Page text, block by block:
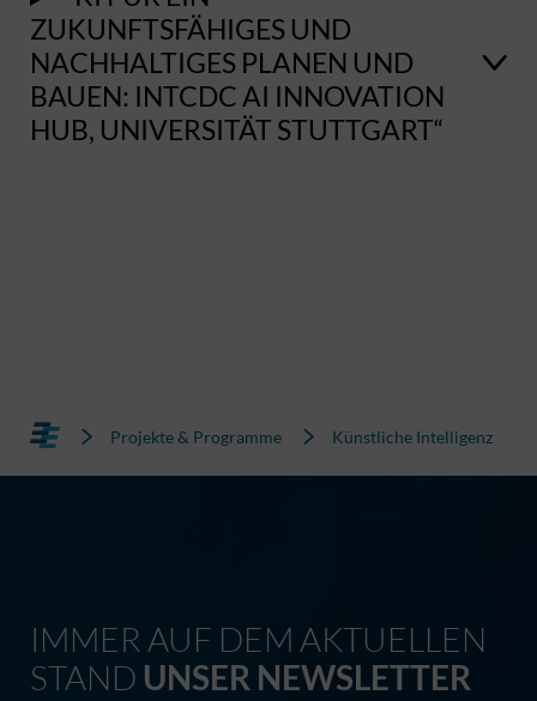
ZUKUNFTSFÄHIGES UND
NACHHALTIGES PLANEN UND
BAUEN: INTCDC AI INNOVATION
HUB, UNIVERSITÄT STUTTGART“
Projekte & Programme Künstliche Intelligenz
IMMER AUF DEM AKTUELLEN
STAND UNSER NEWSLETTER